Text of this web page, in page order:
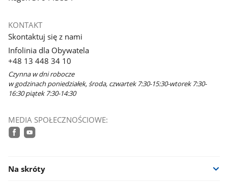
KONTAKT
Skontaktuj się z nami
Infolinia dla Obywatela
+48 13 448 34 10
Czynna w dni robocze
w godzinach poniedziałek, środa, czwartek 7:30-15:30-wtorek 7:30-
16:30 piątek 7:30-14:30
MEDIA SPOŁECZNOŚCIOWE:
Na skróty